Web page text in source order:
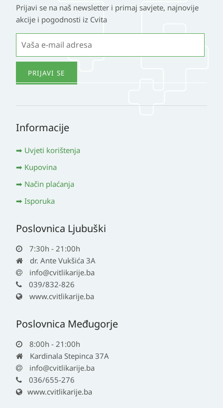
Prijavi se na naš newsletter i primaj savjete, najnovije
akcije i pogodnosti iz Cvita
Informacije
Uvjeti korištenja
Kupovina
Način plaćanja
Isporuka
Poslovnica Ljubuški
7:30h - 21:00h
dr. Ante Vukšića 3A
info@cvitlikarije.ba
039/832-826
www.cvitlikarije.ba
Poslovnica Međugorje
8:00h - 21:00h
Kardinala Stepinca 37A
info@cvitlikarije.ba
036/655-276
www.cvitlikarije.ba